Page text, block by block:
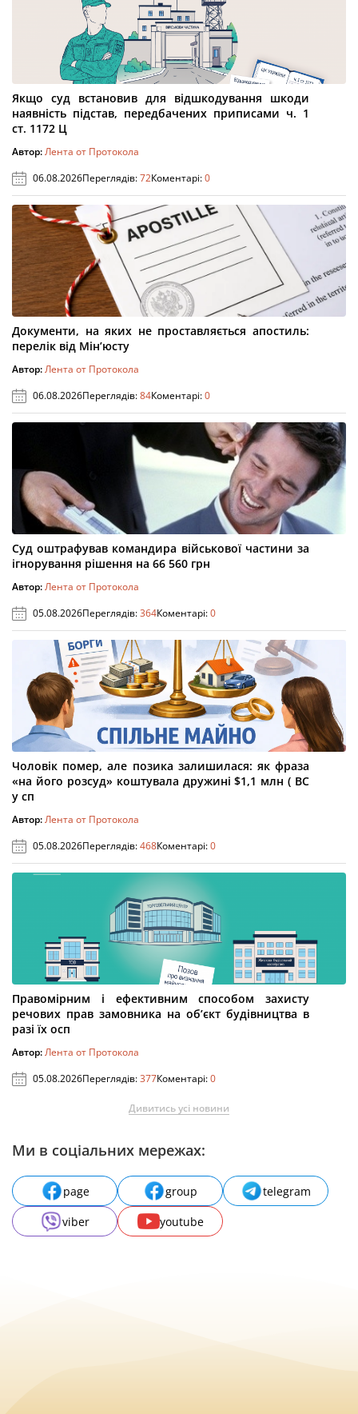
Якщо суд встановив для відшкодування шкоди
наявність підстав, передбачених приписами ч. 1
ст. 1172 Ц
Автор:Лента от Протокола
06.08.2026Переглядів:72Коментарі:0
Документи, на яких не проставляється апостиль:
перелік від Мін’юсту
Автор:Лента от Протокола
06.08.2026Переглядів:84Коментарі:0
Суд оштрафував командира військової частини за
ігнорування рішення на 66 560 грн
Автор:Лента от Протокола
05.08.2026Переглядів:364Коментарі:0
Чоловік помер, але позика залишилася: як фраза
«на його розсуд» коштувала дружині $1,1 млн ( ВС
у сп
Автор:Лента от Протокола
05.08.2026Переглядів:468Коментарі:0
Правомірним і ефективним способом захисту
речових прав замовника на об’єкт будівництва в
разі їх осп
Автор:Лента от Протокола
05.08.2026Переглядів:377Коментарі:0
Дивитись усі новини
Ми в соціальних мережах:
page group
telegram
viber
youtube